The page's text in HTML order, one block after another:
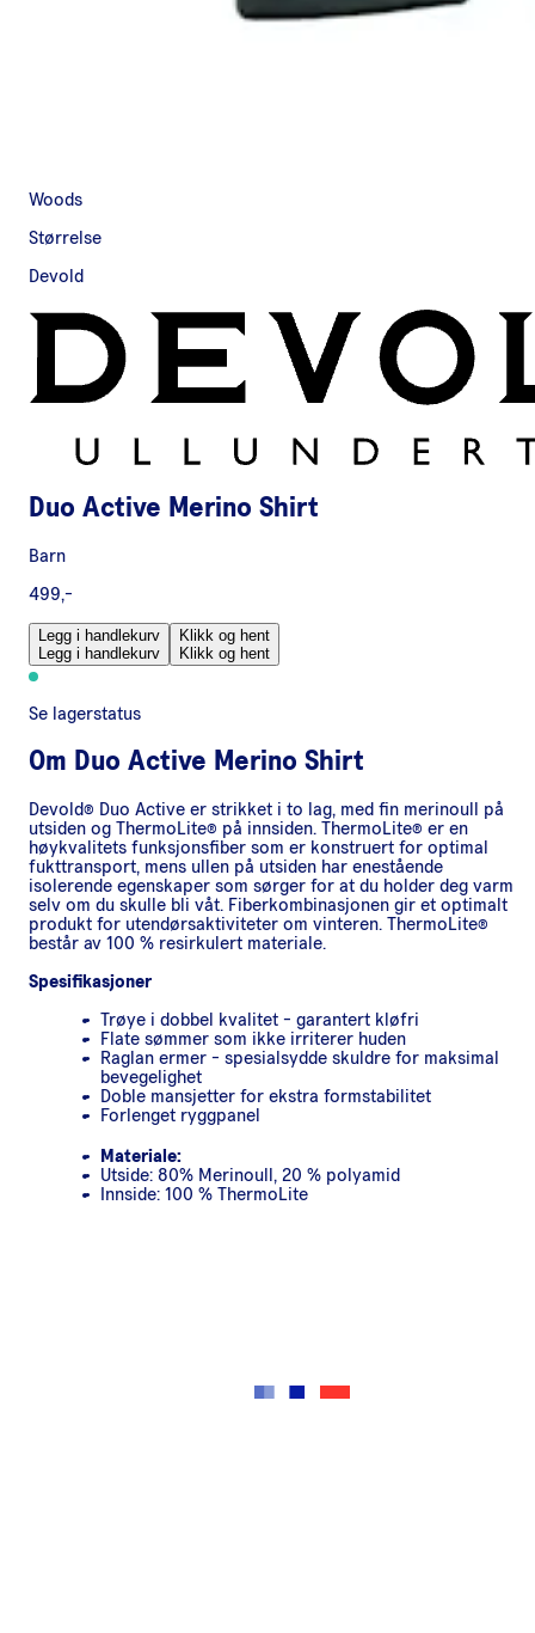
Woods
Størrelse
Devold
Duo Active Merino Shirt
Barn
499,-
Legg i handlekurv
Legg i handlekurv
Klikk og hent
Klikk og hent
Se lagerstatus
Om Duo Active Merino Shirt
Devold® Duo Active er strikket i to lag, med fin merinoull på
utsiden og ThermoLite® på innsiden. ThermoLite® er en
høykvalitets funksjonsfiber som er konstruert for optimal
fukttransport, mens ullen på utsiden har enestående
isolerende egenskaper som sørger for at du holder deg varm
selv om du skulle bli våt. Fiberkombinasjonen gir et optimalt
produkt for utendørsaktiviteter om vinteren. ThermoLite®
består av 100 % resirkulert materiale.
Spesifikasjoner
Trøye i dobbel kvalitet - garantert kløfri
Flate sømmer som ikke irriterer huden
Raglan ermer - spesialsydde skuldre for maksimal
bevegelighet
Doble mansjetter for ekstra formstabilitet
Forlenget ryggpanel
Materiale:
Utside: 80% Merinoull, 20 % polyamid
Innside: 100 % ThermoLite